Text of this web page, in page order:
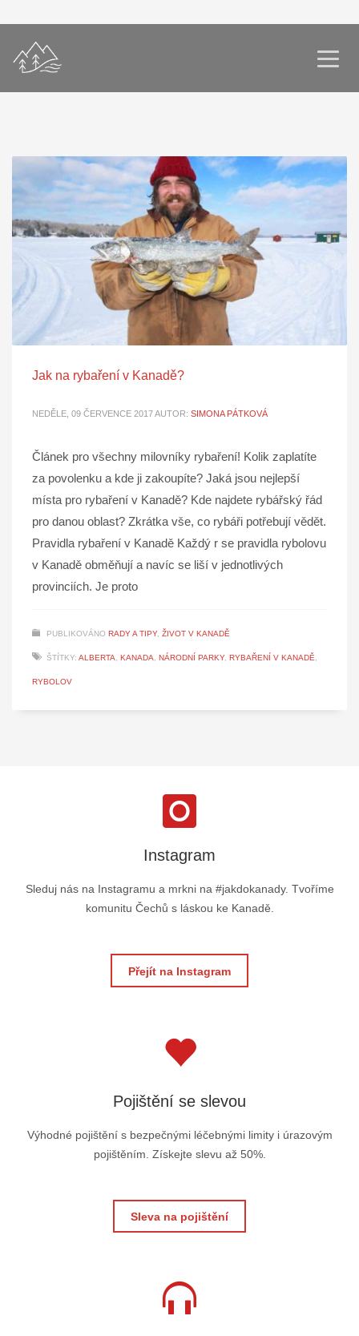
Jak na rybaření v Kanadě?
NEDĚLE, 09 ČERVENCE 2017AUTOR: SIMONA PÁTKOVÁ
Článek pro všechny milovníky rybaření! Kolik zaplatíte
za povolenku a kde ji zakoupíte? Jaká jsou nejlepší
místa pro rybaření v Kanadě? Kde najdete rybářský řád
pro danou oblast? Zkrátka vše, co rybáři potřebují vědět.
Pravidla rybaření v Kanadě Každý r se pravidla rybolovu
v Kanadě obměňují a navíc se liší v jednotlivých
provinciích. Je proto
PUBLIKOVÁNO RADY A TIPY, ŽIVOT V KANADĚ
ŠTÍTKY: ALBERTA, KANADA, NÁRODNÍ PARKY, RYBAŘENÍ V KANADĚ,
RYBOLOV
Instagram
Sleduj nás na Instagramu a mrkni na #jakdokanady. Tvoříme
komunitu Čechů s láskou ke Kanadě.
Přejít na Instagram
Pojištění se slevou
Výhodné pojištění s bezpečnými léčebnými limity i úrazovým
pojištěním. Získejte slevu až 50%.
Sleva na pojištění